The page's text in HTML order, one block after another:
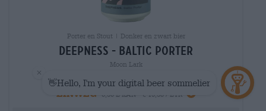
Porter en Stout | Donker en zwart bier
deepness - baltic porter
Moon Lark
€ 6,79
EINWEG
0,50 L KAN - € 13,58 / LTR